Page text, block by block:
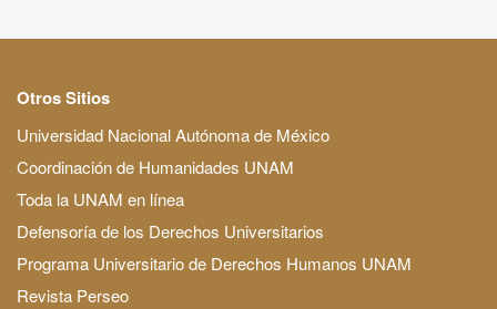
Otros Sitios
Universidad Nacional Autónoma de México
Coordinación de Humanidades UNAM
Toda la UNAM en línea
Defensoría de los Derechos Universitarios
Programa Universitario de Derechos Humanos UNAM
Revista Perseo